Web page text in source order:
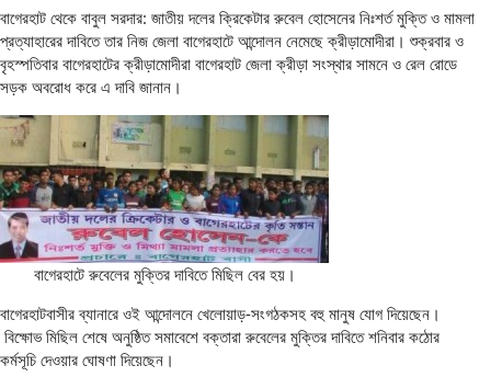
বাগেরহাট থেকে বাবুল সরদার: জাতীয় দলের ক্রিকেটার রুবেল হোসেনের নিঃশর্ত মুক্তি ও মামলা
প্রত্যাহারের দাবিতে তার নিজ জেলা বাগেরহাটে আন্দোলন নেমেছে ক্রীড়ামোদীরা। শুক্রবার ও
বৃহস্পতিবার বাগেরহাটের ক্রীড়ামোদীরা বাগেরহাট জেলা ক্রীড়া সংস্থার সামনে ও রেল রোডে
সড়ক অবরোধ করে এ দাবি জানান।
বাগেরহাটে রুবেলের মুক্তির দাবিতে মিছিল বের হয়।
বাগেরহাটবাসীর ব্যানারে ওই আন্দোলনে খেলোয়াড়-সংগঠকসহ বহু মানুষ যোগ দিয়েছেন।
বিক্ষোভ মিছিল শেষে অনুষ্ঠিত সমাবেশে বক্তারা রুবেলের মুক্তির দাবিতে শনিবার কঠোর
কর্মসূচি দেওয়ার ঘোষণা দিয়েছেন।